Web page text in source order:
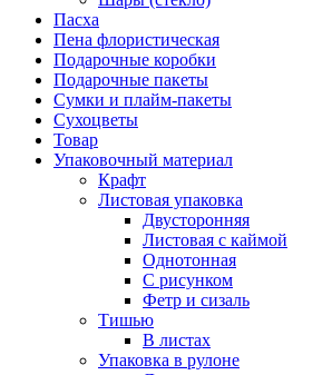
Пасха
Пена флористическая
Подарочные коробки
Подарочные пакеты
Сумки и плайм-пакеты
Сухоцветы
Товар
Упаковочный материал
Крафт
Листовая упаковка
Двусторонняя
Листовая с каймой
Однотонная
С рисунком
Фетр и сизаль
Тишью
В листах
Упаковка в рулоне